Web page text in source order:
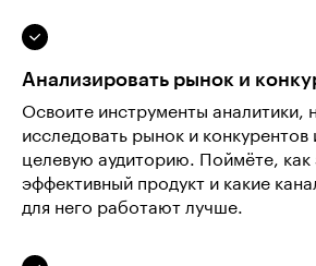
Анализировать рынок и
Освоите инструменты аналитики,
исследовать рынок и конкурентов
целевую аудиторию. Поймёте, как
эффективный продукт и какие
для него работают лучше.